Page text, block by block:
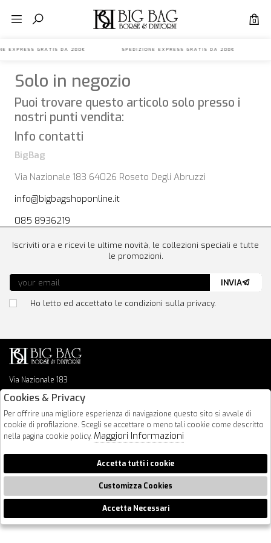
0
EXPRESS GRATIS DA 200€ SPEDIZIONE EXPRESS GRATIS DA
Solo in negozio
Puoi trovare questo articolo solo presso i
nostri punti vendita:
Info contatti
BigBag
Via Nazionale 183 64026 Roseto Degli Abruzzi
info@bigbagshoponline.it
085 8936219
Via Nazionale 183
64026 Roseto Degli Abruzzi
info@bigbagshoponline.it
follow us
Iscriviti ora e ricevi le ultime novità, le collezioni speciali e tutte
le promozioni.
Ho letto ed accettato le condizioni sulla privacy.
INVIA
2026 BigBag - P.iva : 00916940679 Powered by
🍪
Cookies & Privacy
Per offrire una migliore esperienza di navigazione questo sito si avvale di
cookie di profilazione. Scegli se accettare o meno tali cookie come descritto
nella pagina cookie policy. Maggiori Informazioni
Accetta tutti i cookie
Customizza Cookies
Accetta Necessari